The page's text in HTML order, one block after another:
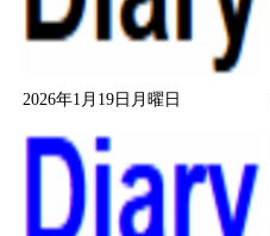
2026年1月19日月曜日